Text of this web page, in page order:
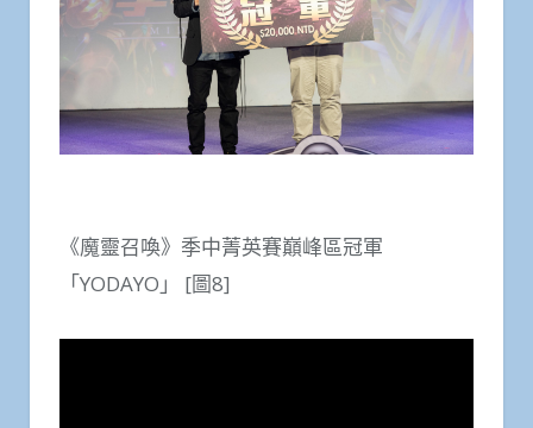
《魔靈召喚》季中菁英賽巔峰區冠軍
「YODAYO」 [圖8]